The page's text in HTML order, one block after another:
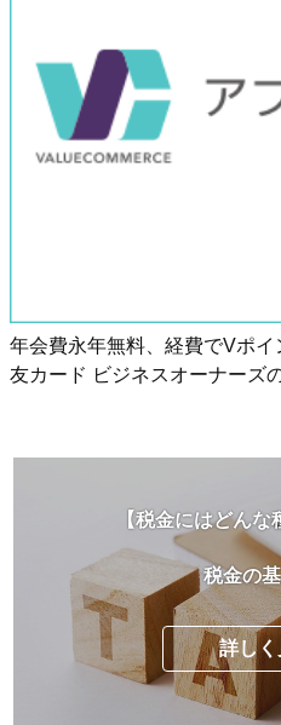
年会費永年無料、経費でVポ
友カード ビジネスオーナーズ
【税金にはどん
税金の
詳し